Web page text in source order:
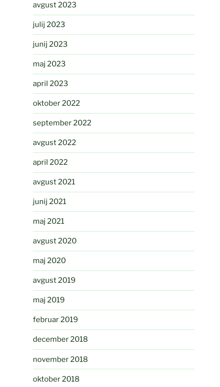
avgust 2023
julij 2023
junij 2023
maj 2023
april 2023
oktober 2022
september 2022
avgust 2022
april 2022
avgust 2021
junij 2021
maj 2021
avgust 2020
maj 2020
avgust 2019
maj 2019
februar 2019
december 2018
november 2018
oktober 2018